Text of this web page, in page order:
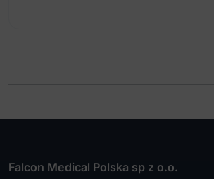
Falcon Medical Polska sp z o.o.